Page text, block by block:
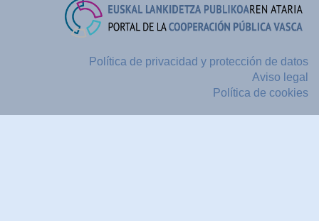
Política de privacidad y protección de datos
Aviso legal
Política de cookies